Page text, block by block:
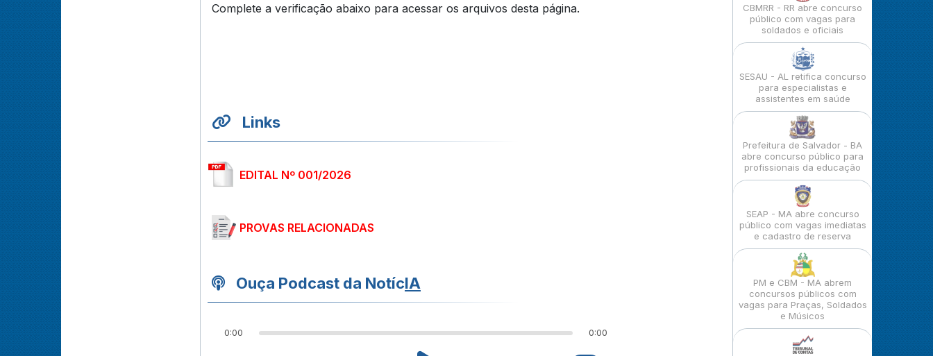
Complete a verificação abaixo para acessar os arquivos desta página.
Links
EDITAL Nº 001/2026
PROVAS RELACIONADAS
Ouça Podcast da NotícIA
0:00 0:00
CBMRR - RR abre concurso
público com vagas para
soldados e oficiais
SESAU - AL retifica concurso
para especialistas e
assistentes em saúde
Prefeitura de Salvador - BA
abre concurso público para
profissionais da educação
SEAP - MA abre concurso
público com vagas imediatas
e cadastro de reserva
PM e CBM - MA abrem
concursos públicos com
vagas para Praças, Soldados
e Músicos